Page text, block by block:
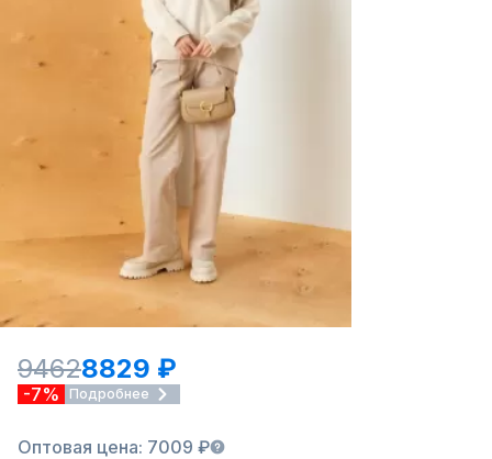
94628829 ₽
-7% Подробнее
Оптовая цена: 7009 ₽